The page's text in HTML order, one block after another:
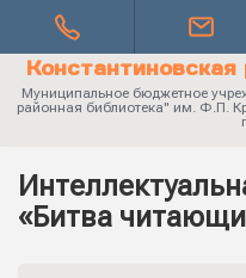
Константиновская
Муниципальное бюджетное
районная библиотека" им. Ф.П.
«Битва